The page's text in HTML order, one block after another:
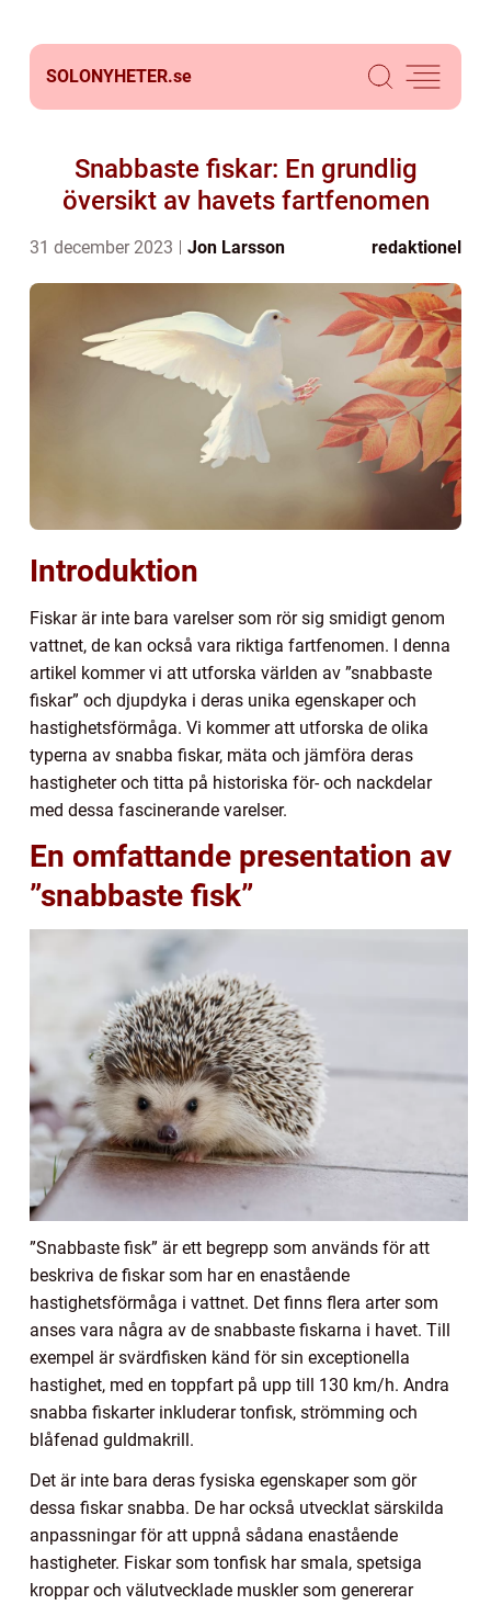
SOLONYHETER.se
Snabbaste fiskar: En grundlig
översikt av havets fartfenomen
31 december 2023 Jon Larsson redaktionel
Introduktion
Fiskar är inte bara varelser som rör sig smidigt genom
vattnet, de kan också vara riktiga fartfenomen. I denna
artikel kommer vi att utforska världen av ”snabbaste
fiskar” och djupdyka i deras unika egenskaper och
hastighetsförmåga. Vi kommer att utforska de olika
typerna av snabba fiskar, mäta och jämföra deras
hastigheter och titta på historiska för- och nackdelar
med dessa fascinerande varelser.
En omfattande presentation av
”snabbaste fisk”
”Snabbaste fisk” är ett begrepp som används för att
beskriva de fiskar som har en enastående
hastighetsförmåga i vattnet. Det finns flera arter som
anses vara några av de snabbaste fiskarna i havet. Till
exempel är svärdfisken känd för sin exceptionella
hastighet, med en toppfart på upp till 130 km/h. Andra
snabba fiskarter inkluderar tonfisk, strömming och
blåfenad guldmakrill.
Det är inte bara deras fysiska egenskaper som gör
dessa fiskar snabba. De har också utvecklat särskilda
anpassningar för att uppnå sådana enastående
hastigheter. Fiskar som tonfisk har smala, spetsiga
kroppar och välutvecklade muskler som genererar